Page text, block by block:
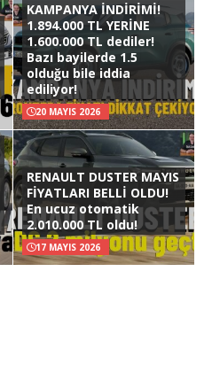
KAMPANYA İNDİRİMİ!
1.894.000 TL YERİNE
1.600.000 TL dediler!
Bazı bayilerde 1.5
olduğu bile iddia
ediliyor!
20 MAYIS 2026
RENAULT DUSTER MAYIS
FİYATLARI BELLİ OLDU!
En ucuz otomatik
2.010.000 TL oldu!
17 MAYIS 2026